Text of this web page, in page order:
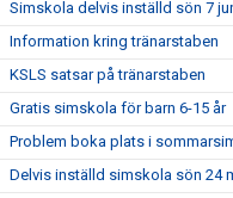
Simskola delvis inställd sön 7
Information kring tränarstaben
KSLS satsar på tränarstaben
Gratis simskola för barn 6-15 år
Problem boka plats i
Delvis inställd simskola sön 24